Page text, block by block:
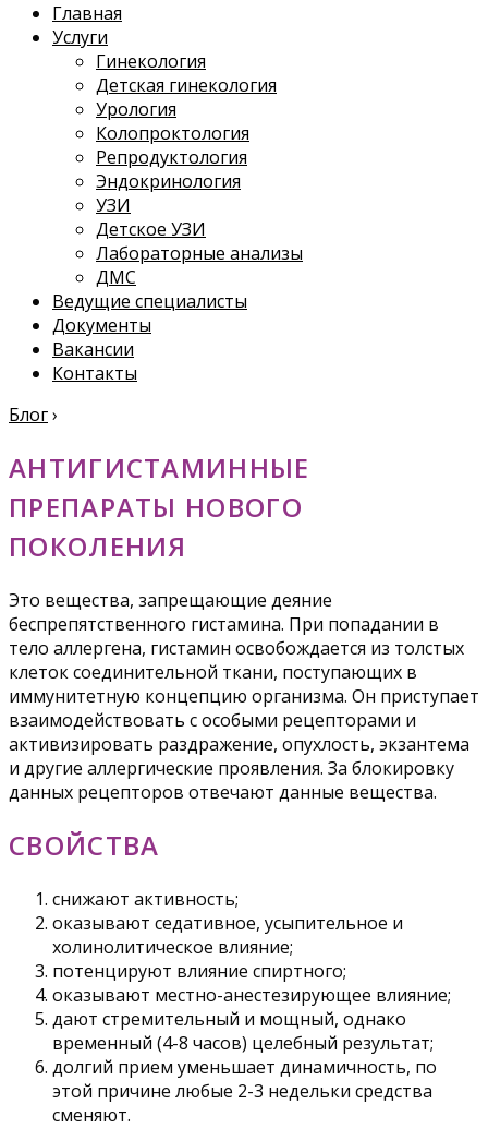
Главная
Услуги
Гинекология
Детская гинекология
Урология
Колопроктология
Репродуктология
Эндокринология
УЗИ
Детское УЗИ
Лабораторные анализы
ДМС
Ведущие специалисты
Документы
Вакансии
Контакты
Блог›
АНТИГИСТАМИННЫЕ
ПРЕПАРАТЫ НОВОГО
ПОКОЛЕНИЯ
Это вещества, запрещающие деяние
беспрепятственного гистамина. При попадании в
тело аллергена, гистамин освобождается из толстых
клеток соединительной ткани, поступающих в
иммунитетную концепцию организма. Он приступает
взаимодействовать с особыми рецепторами и
активизировать раздражение, опухлость, экзантема
и другие аллергические проявления. За блокировку
данных рецепторов отвечают данные вещества.
СВОЙСТВА
снижают активность;
оказывают седативное, усыпительное и
холинолитическое влияние;
потенцируют влияние спиртного;
оказывают местно-анестезирующее влияние;
дают стремительный и мощный, однако
временный (4-8 часов) целебный результат;
долгий прием уменьшает динамичность, по
этой причине любые 2-3 недельки средства
сменяют.